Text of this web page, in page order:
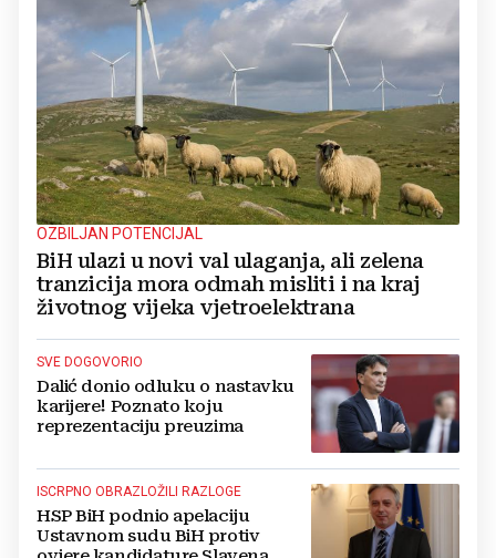
OZBILJAN POTENCIJAL
BiH ulazi u novi val ulaganja, ali zelena
tranzicija mora odmah misliti i na kraj
životnog vijeka vjetroelektrana
SVE DOGOVORIO
Dalić donio odluku o nastavku
karijere! Poznato koju
reprezentaciju preuzima
ISCRPNO OBRAZLOŽILI RAZLOGE
HSP BiH podnio apelaciju
Ustavnom sudu BiH protiv